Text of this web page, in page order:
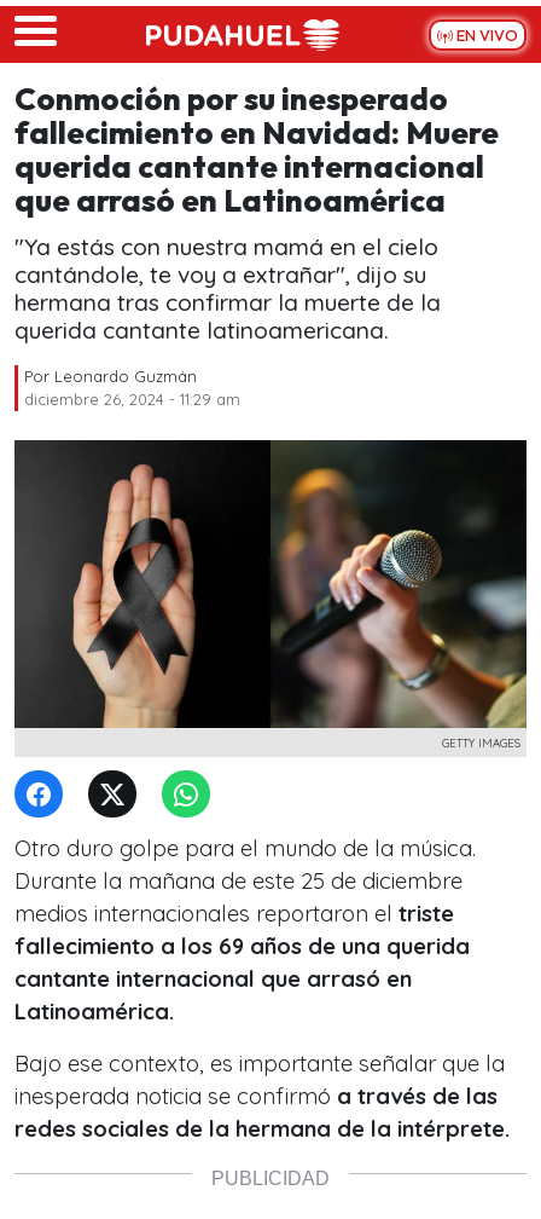
Skip to main content
EN VIVO
Conmoción por su inesperado
fallecimiento en Navidad: Muere
querida cantante internacional
que arrasó en Latinoamérica
"Ya estás con nuestra mamá en el cielo
cantándole, te voy a extrañar", dijo su
hermana tras confirmar la muerte de la
querida cantante latinoamericana.
Por Leonardo Guzmán
diciembre 26, 2024 - 11:29 am
GETTY IMAGES
Otro duro golpe para el mundo de la música.
Durante la mañana de este 25 de diciembre
medios internacionales reportaron el triste
fallecimiento a los 69 años de una querida
cantante internacional que arrasó en
Latinoamérica.
Bajo ese contexto, es importante señalar que la
inesperada noticia se confirmó a través de las
redes sociales de la hermana de la intérprete.